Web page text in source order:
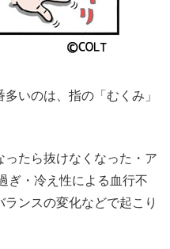
いのは、指の「むくみ」
たら抜けなくなった・ア
ぎ・冷え性による血行不
ンスの変化などで起こり